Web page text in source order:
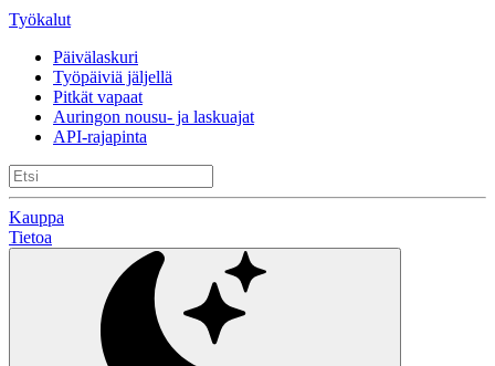
Työkalut
Päivälaskuri
Työpäiviä jäljellä
Pitkät vapaat
Auringon nousu- ja laskuajat
API-rajapinta
Kauppa
Tietoa